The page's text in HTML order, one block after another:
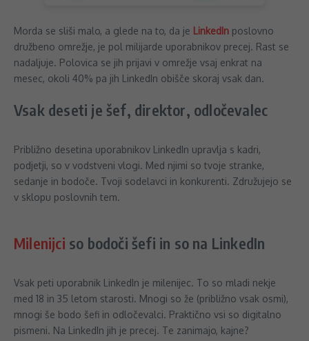
Morda se sliši malo, a glede na to, da je LinkedIn poslovno
družbeno omrežje, je pol milijarde uporabnikov precej. Rast se
nadaljuje. Polovica se jih prijavi v omrežje vsaj enkrat na
mesec, okoli 40% pa jih LinkedIn obišče skoraj vsak dan.
Vsak deseti je šef, direktor, odločevalec
Približno desetina uporabnikov LinkedIn upravlja s kadri,
podjetji, so v vodstveni vlogi. Med njimi so tvoje stranke,
sedanje in bodoče. Tvoji sodelavci in konkurenti. Združujejo se
v sklopu poslovnih tem.
Milenijci so bodoči šefi in so na LinkedIn
Vsak peti uporabnik LinkedIn je milenijec. To so mladi nekje
med 18 in 35 letom starosti. Mnogi so že (približno vsak osmi),
mnogi še bodo šefi in odločevalci. Praktično vsi so digitalno
pismeni. Na LinkedIn jih je precej. Te zanimajo, kajne?